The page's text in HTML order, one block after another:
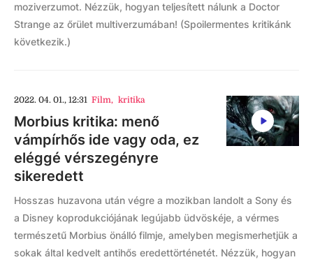
moziverzumot. Nézzük, hogyan teljesített nálunk a Doctor
Strange az őrület multiverzumában! (Spoilermentes kritikánk
következik.)
2022. 04. 01., 12:31 Film, kritika
Morbius kritika: menő
vámpírhős ide vagy oda, ez
eléggé vérszegényre
sikeredett
Hosszas huzavona után végre a mozikban landolt a Sony és
a Disney koprodukciójának legújabb üdvöskéje, a vérmes
természetű Morbius önálló filmje, amelyben megismerhetjük a
sokak által kedvelt antihős eredettörténetét. Nézzük, hogyan